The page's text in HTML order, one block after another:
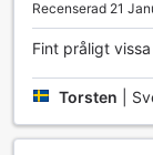
erfarna golfare
välskötta
varje rundgång
njuta av det
ditt spel.
För de som
Recenserad 21
Fint pråligt
Torsten